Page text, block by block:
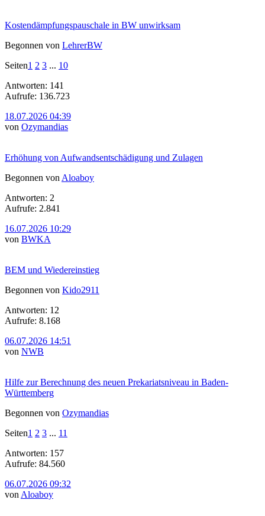
Kostendämpfungspauschale in BW unwirksam
Begonnen von LehrerBW
Seiten1 2 3 ... 10
Antworten: 141
Aufrufe: 136.723
18.07.2026 04:39
von Ozymandias
Erhöhung von Aufwandsentschädigung und Zulagen
Begonnen von Aloaboy
Antworten: 2
Aufrufe: 2.841
16.07.2026 10:29
von BWKA
BEM und Wiedereinstieg
Begonnen von Kido2911
Antworten: 12
Aufrufe: 8.168
06.07.2026 14:51
von NWB
Hilfe zur Berechnung des neuen Prekariatsniveau in Baden-
Württemberg
Begonnen von Ozymandias
Seiten1 2 3 ... 11
Antworten: 157
Aufrufe: 84.560
06.07.2026 09:32
von Aloaboy